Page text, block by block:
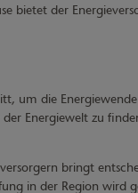
bietet der
um die
Energiewelt zu
bringt
in der Region wird